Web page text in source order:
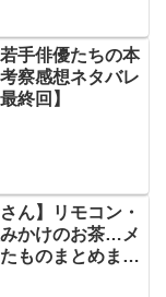
手俳優たちの本
察感想ネタバレ
終回】
ん】リモコン・
かけのお茶…メ
ものまとめまし